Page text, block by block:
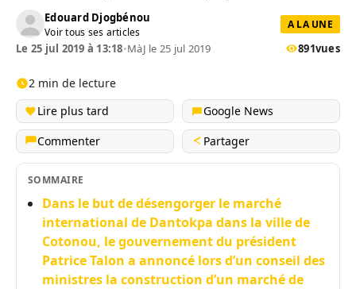
Edouard Djogbénou
Voir tous ses articles
A LA UNE
Le 25 jul 2019 à 13:18•MàJ le 25 jul 2019 891vues
2 min de lecture
Lire plus tard
Google News
Commenter
Partager
SOMMAIRE
Dans le but de désengorger le marché
international de Dantokpa dans la ville de
Cotonou, le gouvernement du président
Patrice Talon a annoncé lors d’un conseil des
ministres la construction d’un marché de